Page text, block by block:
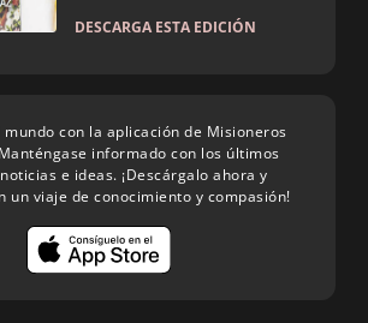
DESCARGA ESTA EDICIÓN
mundo con la aplicación de Misioneros
informado con los últimos
e ideas. ¡Descárgalo ahora y
un viaje de conocimiento y compasión!